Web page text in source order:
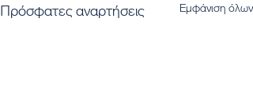
Πρόσφατες αναρτήσεις Εμφάνιση όλων